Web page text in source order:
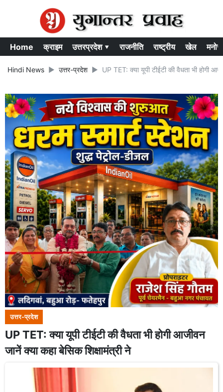
Home क्राइम उत्तरप्रदेश ▾ राजनीति राष्ट्रीय खेल
Hindi News उत्तर-प्रदेश UP TET: क्या यूपी टीईटी की वैधता भी होगी
उत्तर-प्रदेश
UP TET: क्या यूपी टीईटी की वैधता भी होगी आजीवन
जानें क्या कहा बेसिक शिक्षामंत्री ने